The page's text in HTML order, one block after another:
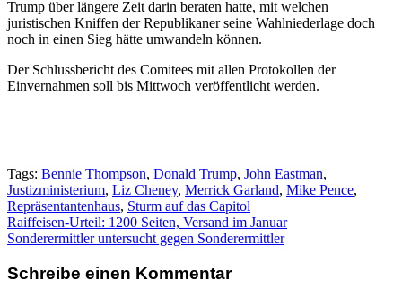
Trump über längere Zeit darin beraten hatte, mit welchen
juristischen Kniffen der Republikaner seine Wahlniederlage doch
noch in einen Sieg hätte umwandeln können.
Der Schlussbericht des Comitees mit allen Protokollen der
Einvernahmen soll bis Mittwoch veröffentlicht werden.
Tags: Bennie Thompson, Donald Trump, John Eastman,
Justizministerium, Liz Cheney, Merrick Garland, Mike Pence,
Repräsentantenhaus, Sturm auf das Capitol
Beitragsnavigation
Raiffeisen-Urteil: 1200 Seiten, Versand im Januar
Sonderermittler untersucht gegen Sonderermittler
Schreibe einen Kommentar